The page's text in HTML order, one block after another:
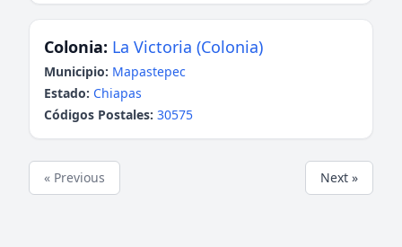
Colonia: La Victoria (Colonia)
Municipio: Mapastepec
Estado: Chiapas
Códigos Postales: 30575
« Previous Next »